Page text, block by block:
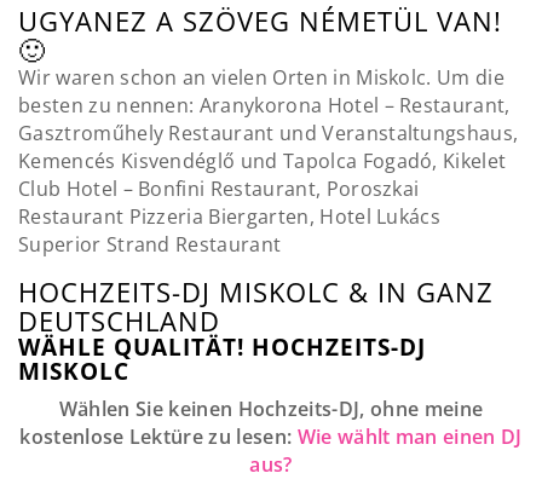
UGYANEZ A SZÖVEG NÉMETÜL VAN!
🙂
Wir waren schon an vielen Orten in Miskolc. Um die
besten zu nennen: Aranykorona Hotel – Restaurant,
Gasztroműhely Restaurant und Veranstaltungshaus,
Kemencés Kisvendéglő und Tapolca Fogadó, Kikelet
Club Hotel – Bonfini Restaurant, Poroszkai
Restaurant Pizzeria Biergarten, Hotel Lukács
Superior Strand Restaurant
HOCHZEITS-DJ MISKOLC & IN GANZ
DEUTSCHLAND
WÄHLE QUALITÄT! HOCHZEITS-DJ
MISKOLC
Wählen Sie keinen Hochzeits-DJ, ohne meine
kostenlose Lektüre zu lesen: Wie wählt man einen DJ
aus?